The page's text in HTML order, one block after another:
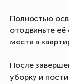
Полностью
отодвиньте
места в
После
уборку и